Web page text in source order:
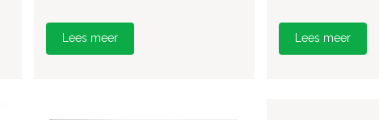
Lees meer Lees meer